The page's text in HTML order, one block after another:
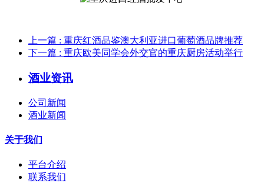
上一篇 : 重庆红酒品鉴澳大利亚进口葡萄酒品牌推荐
下一篇 : 重庆欧美同学会外交官的重庆厨房活动举行
酒业资讯
公司新闻
酒业新闻
关于我们
平台介绍
联系我们